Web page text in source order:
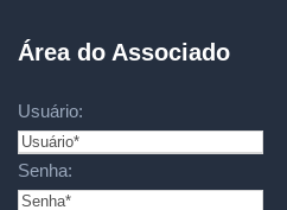
Área do Associado
Usuário:
Senha: